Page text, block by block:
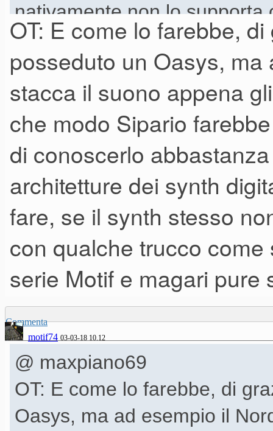
nativamente non lo supporta
ad esempio. Vero, un
tutto made in Italy e
parametri
diverse...
OT: E come lo farebbe,
posseduto un Oasys,
stacca il suono appena
che modo Sipario
di conoscerlo
architetture dei synth
fare, se il synth stesso
con qualche trucco
serie Motif e magari pure
Commenta
motif74 03-03-18 10.12
@ maxpiano69
OT: E come lo farebbe, di
Oasys, ma ad esempio il